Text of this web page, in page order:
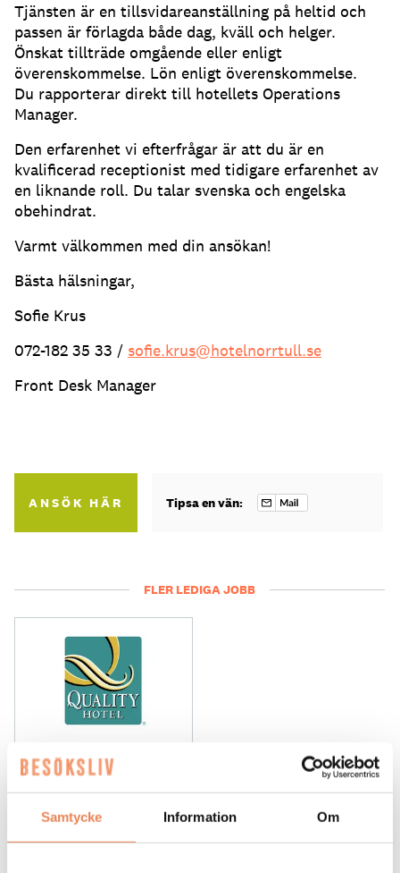
Samtycke Information Om
Tjänsten är en tillsvidareanställning på heltid och
passen är förlagda både dag, kväll och helger.
Önskat tillträde omgående eller enligt
överenskommelse. Lön enligt överenskommelse.
Du rapporterar direkt till hotellets Operations
Manager.
Den erfarenhet vi efterfrågar är att du är en
kvalificerad receptionist med tidigare erfarenhet av
en liknande roll. Du talar svenska och engelska
obehindrat.
Varmt välkommen med din ansökan!
Bästa hälsningar,
Sofie Krus
072-182 35 33 / sofie.krus@hotelnorrtull.se
Front Desk Manager
ANSÖK HÄR Tipsa en vän:
FLER LEDIGA JOBB
General
Manager/Hotelldirektör